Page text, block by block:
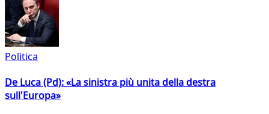
Politica
De Luca (Pd): «La sinistra più unita della destra
sull'Europa»